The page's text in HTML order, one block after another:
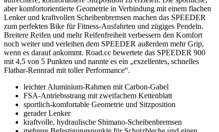
aber komfortorientierte Geometrie in Verbindung mit einem flachen
Lenker und kraftvollen Scheibenbremsen machen das SPEEDER
zum perfekten Bike für Fitness-Ausfahrten und zügiges Pendeln.
Breitere Reifen und mehr Reifenfreiheit verbessern den Komfort
noch weiter und verleihen dem SPEEDER außerdem mehr Grip,
wenn es darauf ankommt. Road.cc bewertete das SPEEDER 900
mit 4,5 von 5 Punkten und nannte es ein „exzellentes, schnelles
Flatbar-Rennrad mit toller Performance“.
leichter Aluminium-Rahmen mit Carbon-Gabel
FSA-Antriebsstrang mit zweifachem Kettenblatt
sportlich-komfortable Geometrie und Sitzposition
gerader Lenker
kraftvolle, hydraulische Shimano-Scheibenbremsen